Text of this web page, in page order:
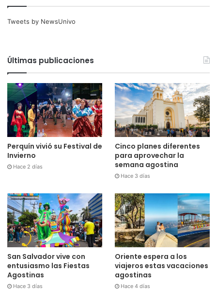
Tweets by NewsUnivo
Últimas publicaciones
Perquín vivió su Festival de
Invierno
Hace 2 días
Cinco planes diferentes
para aprovechar la
semana agostina
Hace 3 días
San Salvador vive con
entusiasmo las Fiestas
Agostinas
Hace 3 días
Oriente espera a los
viajeros estas vacaciones
agostinas
Hace 4 días